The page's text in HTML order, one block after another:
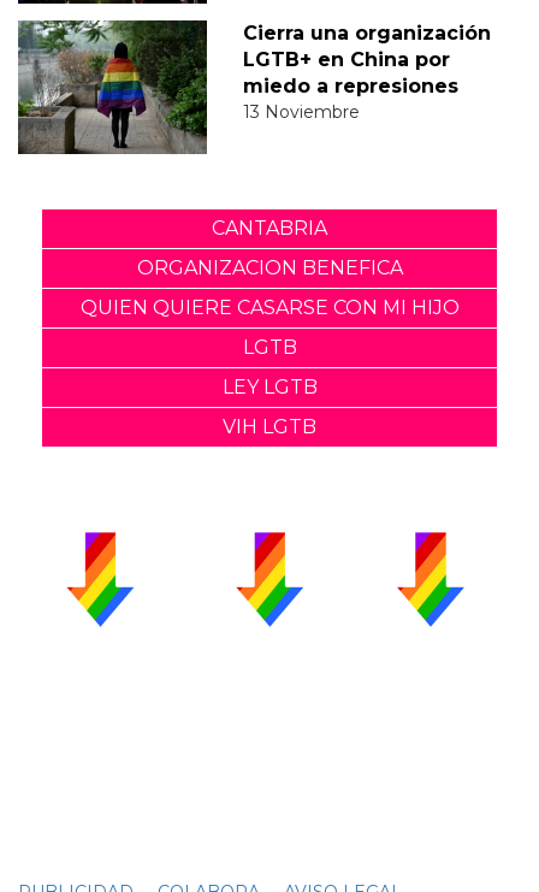
Cierra una organización
LGTB+ en China por
miedo a represiones
13 Noviembre
CANTABRIA
ORGANIZACION BENEFICA
QUIEN QUIERE CASARSE CON MI HIJO
LGTB
LEY LGTB
VIH LGTB